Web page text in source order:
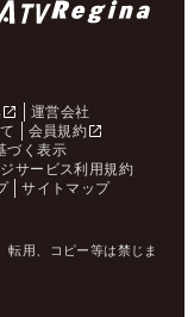
運営会社
会員規約
づく表示
サービス利用規約
サイトマップ
転用、コピー等は禁じま